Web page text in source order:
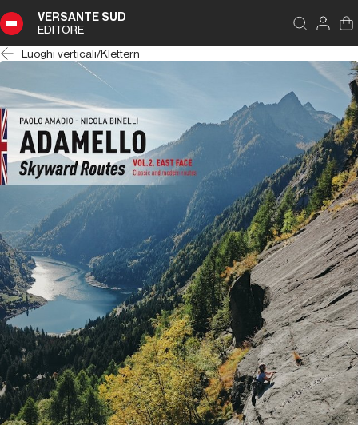
VERSANTE SUD
EDITORE
Luoghi verticali/Klettern